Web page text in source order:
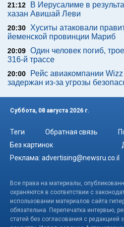
21:12
В Иерусалиме в
хазан Авишай Леви
20:30 Хуситы атаковали
йеменской провинции Мариб
20:09 Один человек погиб,
316-й трассе
20:00
Рейс авиакомпании
задержан из-за угрозы
Суббота, 08 августа 2026 г.
Теги Обратная связь
Без картинок
Реклама: advertising@newsru.co.il
Все права на материалы,
охраняются в соответствии с
использовании материалов сайта
обязательна. Перепечатка интервью,
статей без согласования с